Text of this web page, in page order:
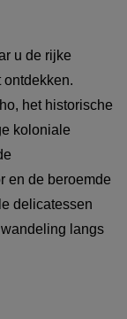
u de rijke
het historische
koloniale
en de beroemde
delicatessen
langs